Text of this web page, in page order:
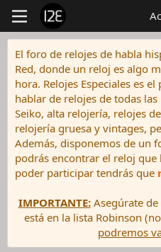
El foro de relojes de habla
Red, donde un reloj es algo
hora. Relojes Especiales es
hablar de relojes de todas
Seiko, alta relojería, relojes
relojería gruesa y vintages,
Además, disponemos de un
podrás encontrar el reloj que
poder participar tendrás que
IMPORTANTE:Asegúrate de
está en la lista Robinson
podremos